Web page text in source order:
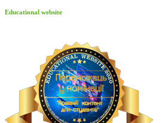
Educational website